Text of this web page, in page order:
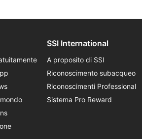
SSI International
A proposito di SSI
Riconoscimento subacqueo
Riconoscimenti Professional
Sistema Pro Reward